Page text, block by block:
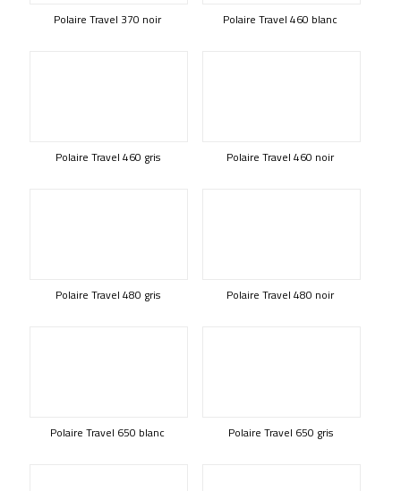
Polaire Travel 370 noir Polaire Travel 460 blanc
Polaire Travel 460 gris Polaire Travel 460 noir
Polaire Travel 480 gris Polaire Travel 480 noir
Polaire Travel 650 blanc Polaire Travel 650 gris